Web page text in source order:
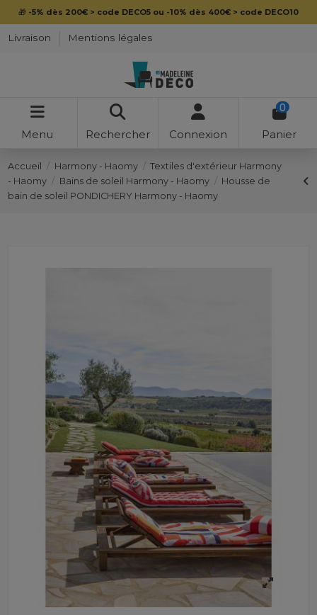
🎁 -5% dès 200€ > code DECO5 ou -10% dès 400€ > code DECO10
Livraison Mentions légales
Menu Rechercher Connexion
0
Panier
Accueil Harmony - Haomy
Textiles d'extérieur Harmony
- Haomy
Bains de soleil Harmony - Haomy
Housse de
bain de soleil PONDICHERY Harmony - Haomy